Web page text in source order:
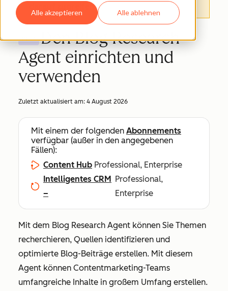
Alle akzeptieren Alle ablehnen
darauf zugreifen.
BETA
Den Blog Research
Agent einrichten und
verwenden
Zuletzt aktualisiert am: 4 August 2026
Mit einem der folgenden Abonnements
verfügbar (außer in den angegebenen
Fällen):
Content Hub Professional, Enterprise
Intelligentes CRM
–
Professional,
Enterprise
Mit dem Blog Research Agent können Sie Themen
recherchieren, Quellen identifizieren und
optimierte Blog-Beiträge erstellen. Mit diesem
Agent können Contentmarketing-Teams
umfangreiche Inhalte in großem Umfang erstellen.